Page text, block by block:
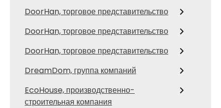
DoorHan, торговое представительство
DoorHan, торговое представительство
DoorHan, торговое представительство
DreamDom, группа компаний
EcoHouse, производственно-
строительная компания